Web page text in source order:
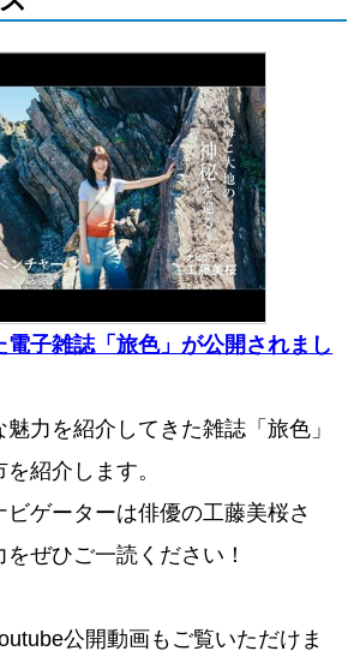
子雑誌「旅色」が公開されまし
力を紹介してきた雑誌「旅色」
紹介します。
ビゲーターは俳優の工藤美桜さ
ぜひご一読ください！
公開動画もご覧いただけま